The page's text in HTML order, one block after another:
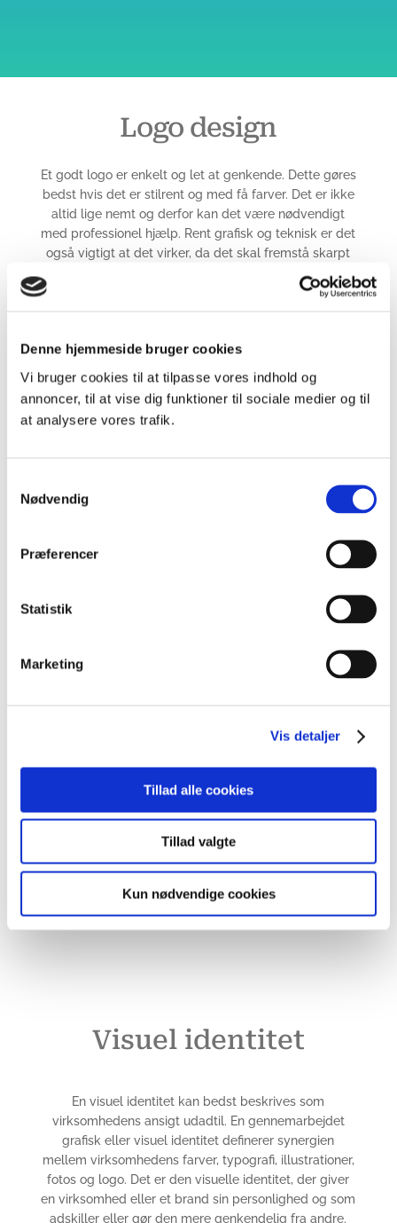
Denne hjemmeside bruger cookies
Vi bruger cookies til at tilpasse vores indhold og
annoncer, til at vise dig funktioner til sociale medier og til
at analysere vores trafik.
Nødvendig
Præferencer
Statistik
Marketing
Vis detaljer
Tillad alle cookies
Tillad valgte
Kun nødvendige cookies
Logo design
Et godt logo er enkelt og let at genkende. Dette gøres
bedst hvis det er stilrent og med få farver. Det er ikke
altid lige nemt og derfor kan det være nødvendigt
med professionel hjælp. Rent grafisk og teknisk er det
også vigtigt at det virker, da det skal fremstå skarpt
på alle platforme f.eks. tryk og på nettet. Måske bliver
det nødvendigt at kunne skalere det op på en facade
lign, så rettes prisen til.
Fra 2.700,-
DKK excl. moms
Logo til print og digitalt brug som png, vektor pdf og
lige netop det du har brug for.
budget
Se logo pakker
Visuel identitet
En visuel identitet kan bedst beskrives som
virksomhedens ansigt udadtil. En gennemarbejdet
grafisk eller visuel identitet definerer synergien
mellem virksomhedens farver, typografi, illustrationer,
fotos og logo. Det er den visuelle identitet, der giver
en virksomhed eller et brand sin personlighed og som
adskiller eller gør den mere genkendelig fra andre.